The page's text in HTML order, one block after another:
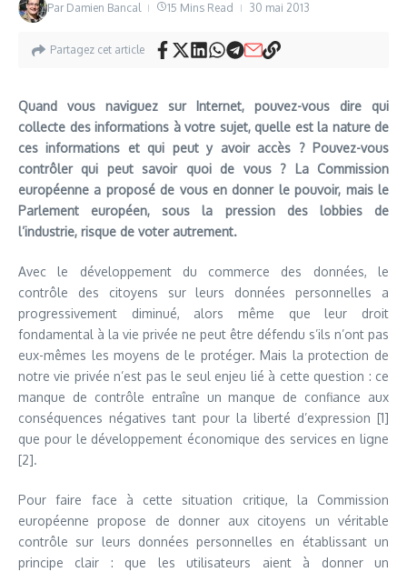
Par Damien Bancal 15 Mins Read 30 mai 2013
Partagez cet article
Quand vous naviguez sur Internet, pouvez-vous dire qui
collecte des informations à votre sujet, quelle est la nature de
ces informations et qui peut y avoir accès ? Pouvez-vous
contrôler qui peut savoir quoi de vous ? La Commission
européenne a proposé de vous en donner le pouvoir, mais le
Parlement européen, sous la pression des lobbies de
l’industrie, risque de voter autrement.
Avec le développement du commerce des données, le
contrôle des citoyens sur leurs données personnelles a
progressivement diminué, alors même que leur droit
fondamental à la vie privée ne peut être défendu s’ils n’ont pas
eux-mêmes les moyens de le protéger. Mais la protection de
notre vie privée n’est pas le seul enjeu lié à cette question : ce
manque de contrôle entraîne un manque de confiance aux
conséquences négatives tant pour la liberté d’expression [1]
que pour le développement économique des services en ligne
[2].
Pour faire face à cette situation critique, la Commission
européenne propose de donner aux citoyens un véritable
contrôle sur leurs données personnelles en établissant un
principe clair : que les utilisateurs aient à donner un